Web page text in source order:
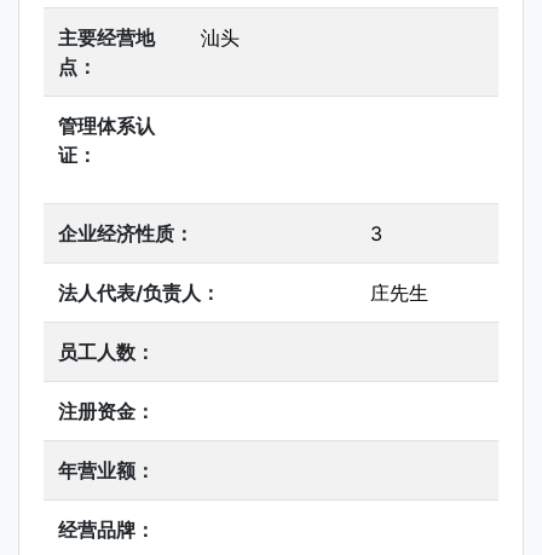
主要经营地
点：
汕头
管理体系认
证：
企业经济性质： 3
法人代表/负责人： 庄先生
员工人数：
注册资金：
年营业额：
经营品牌：